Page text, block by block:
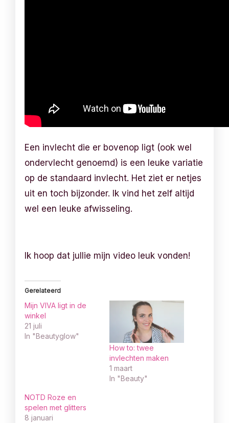
Een invlecht die er bovenop ligt (ook wel
ondervlecht genoemd) is een leuke variatie
op de standaard invlecht. Het ziet er netjes
uit en toch bijzonder. Ik vind het zelf altijd
wel een leuke afwisseling.
Ik hoop dat jullie mijn video leuk vonden!
Gerelateerd
Mijn VIVA ligt in de
winkel
21 juli
In "Beautyglow"
How to: twee
invlechten maken
1 maart
In "Beauty"
NOTD Roze en
spelen met glitters
8 januari